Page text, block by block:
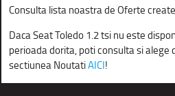
Consulta lista noastra de Oferte
DacaSeat Toledo 1.2 tsi nu este
perioada dorita, poti consulta si alege
sectiunea NoutatiAICI!